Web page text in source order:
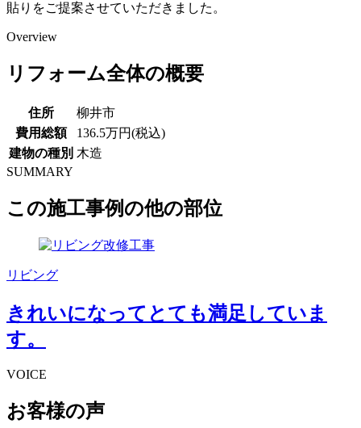
貼りをご提案させていただきました。
Overview
リフォーム全体の概要
住所
柳井市
費用総額
136.5万円(税込)
建物の種別 木造
SUMMARY
この施工事例の他の部位
リビング
きれいになってとても満足していま
す。
VOICE
お客様の声